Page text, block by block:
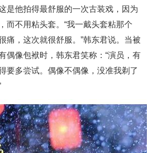
他拍得最舒服的一次古装戏，因为
而不用粘头套。“我一戴头套粘那个
痛，这次就很舒服。”韩东君说。当被
偶像包袱时，韩东君笑称：“演员，有
要多尝试。偶像不偶像，没准我剃了